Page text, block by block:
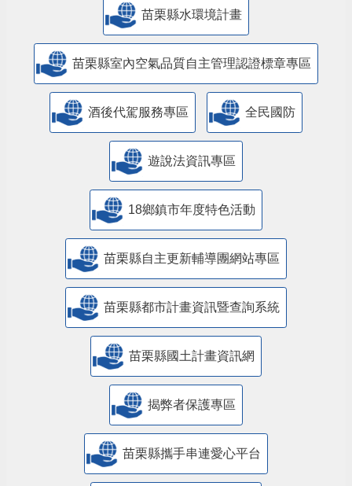
苗栗縣水環境計畫
苗栗縣室內空氣品質自主管理認證標章專區
酒後代駕服務專區 全民國防
遊說法資訊專區
18鄉鎮市年度特色活動
苗栗縣自主更新輔導團網站專區
苗栗縣都市計畫資訊暨查詢系統
苗栗縣國土計畫資訊網
揭弊者保護專區
苗栗縣攜手串連愛心平台